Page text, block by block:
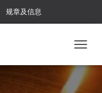
规章及信息
O
G
G